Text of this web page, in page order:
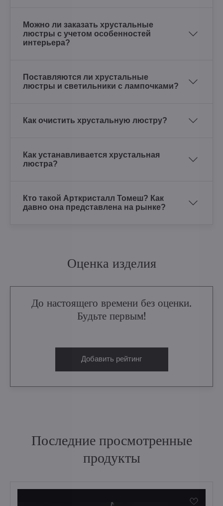
Можно ли заказать хрустальные
люстры с учетом особенностей
интерьера?
Поставляются ли хрустальные
люстры и светильники с лампочками?
Как очистить хрустальную люстру?
Как устанавливается хрустальная
люстра?
Кто такой Арткристалл Томеш? Как
давно она представлена на рынке?
Оценка изделия
До настоящего времени без оценки.
Будьте первым!
Добавить рейтинг
Последние просмотренные
продукты